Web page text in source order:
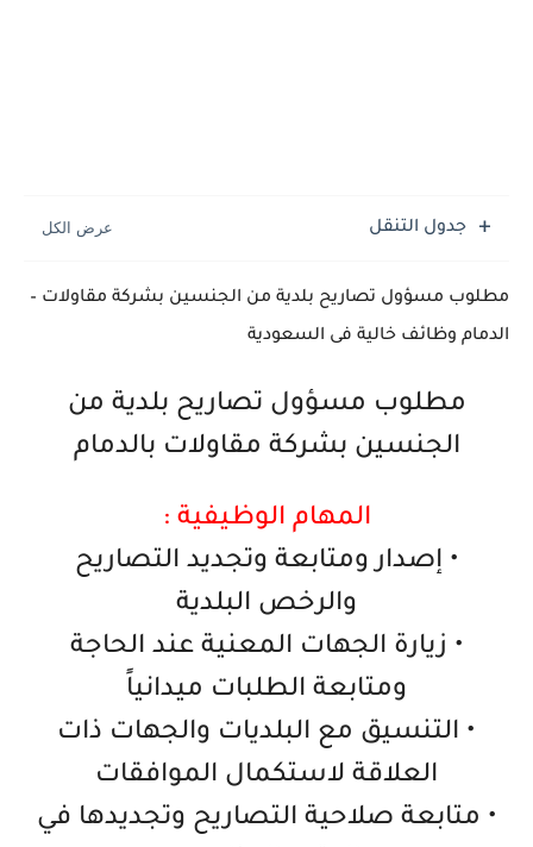
جدول التنقل
مطلوب مسؤول تصاريح بلدية من الجنسين بشركة مقاولات –
الدمام وظائف خالية فى السعودية
مطلوب مسؤول تصاريح بلدية من
الجنسين بشركة مقاولات بالدمام
المهام الوظيفية :
• إصدار ومتابعة وتجديد التصاريح
والرخص البلدية
• زيارة الجهات المعنية عند الحاجة
ومتابعة الطلبات ميدانياً
• التنسيق مع البلديات والجهات ذات
العلاقة لاستكمال الموافقات
• متابعة صلاحية التصاريح وتجديدها في